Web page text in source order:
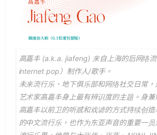
高嘉丰 (a.k.a. jiafeng) 来自上海的后网络
internet pop）制作人/歌手。
未来流行乐、地下俱乐部和网络社交日常
艺术家高嘉丰身上最有辨识度的主题。身兼
高嘉丰以前卫的听感和戏谑的方式持续创
的中文流行乐，也作为东亚声音的重要一